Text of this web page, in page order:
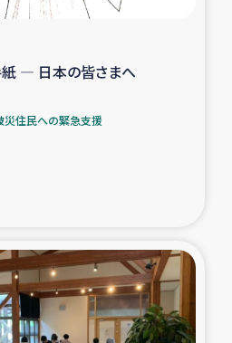
の食料支援と農家生産支援
おける羊の畜産支援
た女性グループの生計支援
活改善による栄養改善事業
紙 ― 日本の皆さまへ
災住民への緊急支援